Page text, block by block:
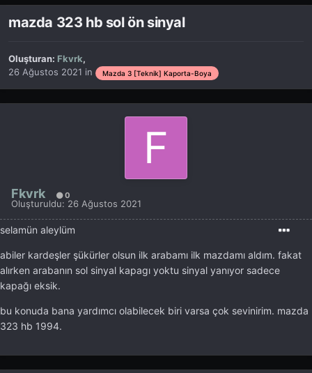
mazda 323 hb sol ön sinyal
Oluşturan: Fkvrk,
26 Ağustos 2021 in Mazda 3 [Teknik] Kaporta-Boya
Fkvrk 0
Oluşturuldu: 26 Ağustos 2021
selamün aleylüm
abiler kardeşler şükürler olsun ilk arabamı ilk mazdamı aldım. fakat
alırken arabanın sol sinyal kapagı yoktu sinyal yanıyor sadece
kapağı eksik.
bu konuda bana yardımcı olabilecek biri varsa çok sevinirim. mazda
323 hb 1994.